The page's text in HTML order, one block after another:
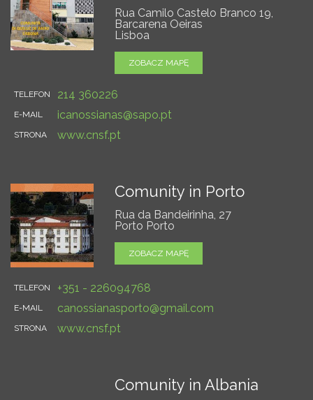
Rua Camilo Castelo Branco 19,
Barcarena Oeiras
Lisboa
ZOBACZ MAPĘ
TELEFON 214 360226
E-MAIL icanossianas@sapo.pt
STRONA www.cnsf.pt
Comunity in Porto
Rua da Bandeirinha, 27
Porto Porto
ZOBACZ MAPĘ
TELEFON +351 - 226094768
E-MAIL canossianasporto@gmail.com
STRONA www.cnsf.pt
Comunity in Albania